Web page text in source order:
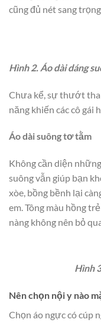
cũng đủ nét sang
Hình 2. Áo dài dáng
Chưa kể, sự thướt tha
năng khiến các cô gái
Áo dài suông tơ tằm
Không cần diện
suông vẫn giúp bạn
xòe, bồng bềnh lại
em. Tông màu hồng
nàng không nên bỏ
Hình
Nên chọn nội y nào
Chọn áo ngực có cúp